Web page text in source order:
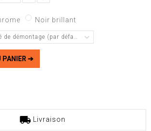
Noir brillant
de démontage (par défaut)
PANIER ➔
Livraison